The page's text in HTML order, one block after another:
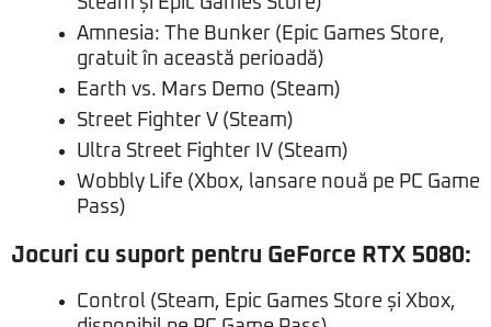
Amnesia: The Bunker (Epic Games Store,
gratuit în această perioadă)
Earth vs. Mars Demo (Steam)
Street Fighter V (Steam)
Ultra Street Fighter IV (Steam)
Wobbly Life (Xbox, lansare nouă pe PC Game
Pass)
Jocuri cu suport pentru GeForce RTX 5080:
Control (Steam, Epic Games Store și Xbox,